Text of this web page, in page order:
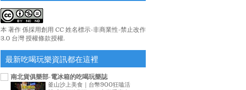
本 著作 係採用創用 CC 姓名標示-非商業性-禁止改作
3.0 台灣 授權條款授權.
最新吃喝玩樂資訊都在這裡
南北貨俱樂部-電冰箱的吃喝玩樂誌
釜山沙上美食｜台幣900狂嗑活